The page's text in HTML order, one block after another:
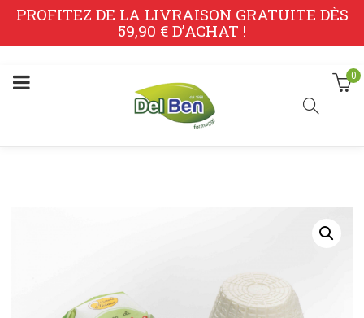
PROFITEZ DE LA LIVRAISON GRATUITE DÈS
59,90 € D’ACHAT !
0